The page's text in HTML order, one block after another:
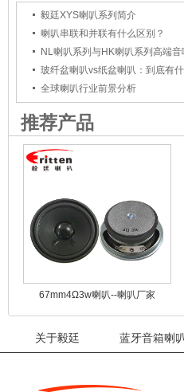
毅廷XYS喇叭系列简介
喇叭串联和并联有什么区别？
NL喇叭系列与HK喇叭系列高端
玻纤盆喇叭vs纸盆喇叭：到底有
全球喇叭行业前景分析
推荐产品
67mm4Ω3w喇叭--喇叭厂家
关于毅廷 蓝牙音箱喇